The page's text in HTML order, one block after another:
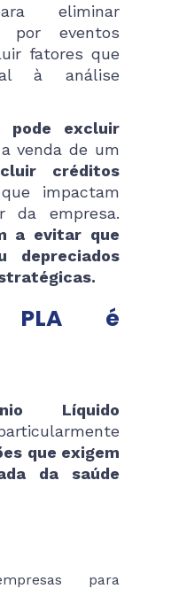
eliminar
por eventos
fatores que
à análise
pode excluir
venda de um
créditos
impactam
da empresa.
a evitar que
depreciados
PLA é
Líquido
que exigem
da saúde
para